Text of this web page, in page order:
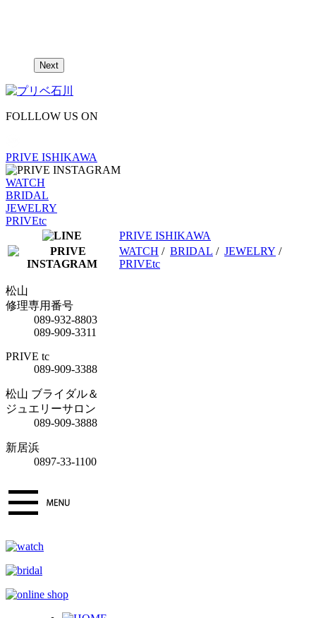
Next
FOLLLOW US ON
PRIVE ISHIKAWA
WATCH
BRIDAL
JEWELRY
PRIVEtc
PRIVE ISHIKAWA
WATCH / BRIDAL / JEWELRY /
PRIVEtc
松山
修理専用番号
089-932-8803
089-909-3311
PRIVE tc
089-909-3388
松山 ブライダル＆
ジュエリーサロン
089-909-3888
新居浜
0897-33-1100